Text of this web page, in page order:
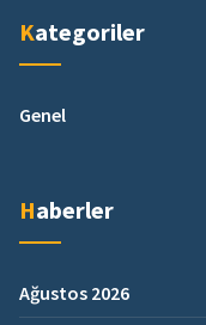
Kategoriler
Genel
Haberler
Ağustos 2026